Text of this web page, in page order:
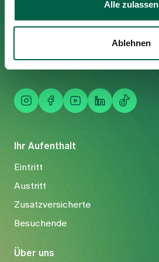
Alle zulassen
Ablehnen
Ihr Aufenthalt
Eintritt
Austritt
Zusatzversicherte
Besuchende
Über uns
Trichtenhauserstrasse 20